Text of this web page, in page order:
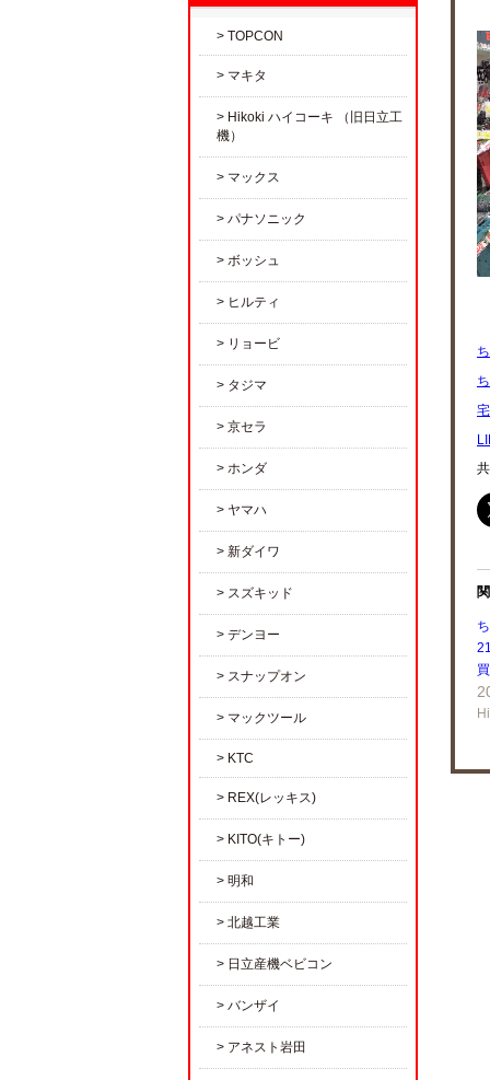
TOPCON
マキタ
Hikoki ハイコーキ （旧日立工
機）
マックス
パナソニック
ボッシュ
ヒルティ
リョービ
タジマ
京セラ
ホンダ
ヤマハ
新ダイワ
スズキッド
デンヨー
スナップオン
マックツール
KTC
REX(レッキス)
KITO(キトー)
明和
北越工業
日立産機ベビコン
バンザイ
アネスト岩田